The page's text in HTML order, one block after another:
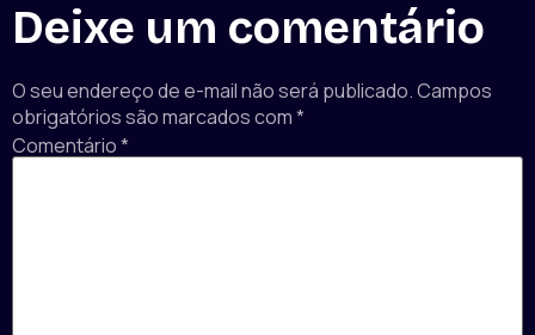
Deixe um comentário
O seu endereço de e-mail não será publicado.Campos
obrigatórios são marcados com*
Comentário*